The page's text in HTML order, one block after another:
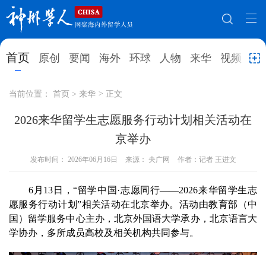
首页 原创 要闻 海外 环球 人物 来华 视频 教
网站地图
首页 原创
环球 人物 来华 视频
就业创业 合作办学
综合 深度 专题 实用信息
招聘信息 更多数据
当前位置： 首页 > 来华 > 正文
2026来华留学生志愿服务行动计划相关活动在
京举办
发布时间： 2026年06月16日 来源： 央广网 作者：记者 王进文
6月13日，“留学中国·志愿同行——2026来华留学生志
愿服务行动计划”相关活动在北京举办。活动由教育部（中
国）留学服务中心主办，北京外国语大学承办，北京语言大
学协办，多所成员高校及相关机构共同参与。